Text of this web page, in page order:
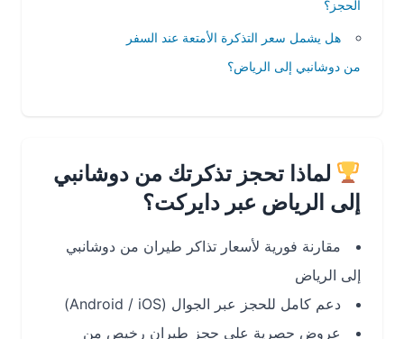
هل يشمل سعر التذكرة الأمتعة عند السفر
من دوشانبي إلى الرياض؟
لماذا تحجز تذكرتك من دوشانبي
إلى الرياض عبر دايركت؟
مقارنة فورية لأسعار تذاكر طيران من دوشانبي
إلى الرياض
دعم كامل للحجز عبر الجوال (Android / iOS)
عروض حصرية على حجز طيران رخيص من